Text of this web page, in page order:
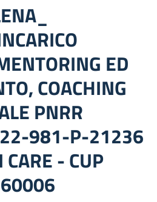
ED
COACHING
PNRR
981-P-21236
- CUP